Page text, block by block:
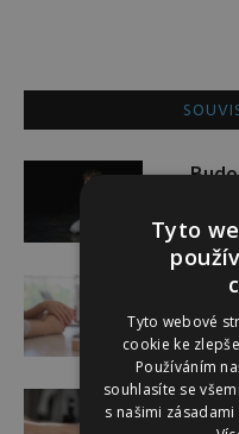
Tyto
Tyto webové
cookie ke
Používáním
souhlasíte se
s našimi